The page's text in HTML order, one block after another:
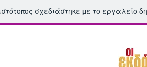
σχεδιάστηκε με το εργαλείο